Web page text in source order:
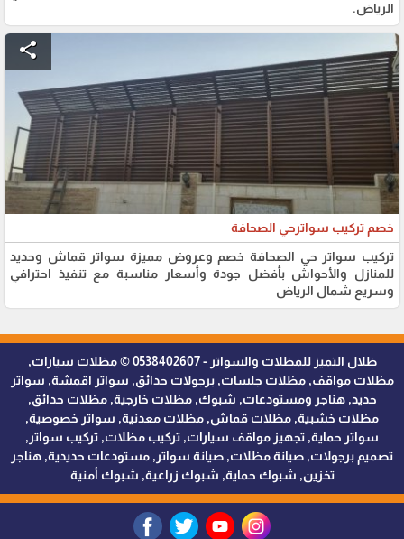
الرياض.
share
خصم تركيب سواترحي الصحافة
تركيب سواتر حي الصحافة خصم وعروض مميزة سواتر قماش وحديد
للمنازل والأحواش بأفضل جودة وأسعار مناسبة مع تنفيذ احترافي
وسريع شمال الرياض
ظلال التميز للمظلات والسواتر - 0538402607 © مظلات سيارات,
مظلات مواقف, مظلات جلسات, برجولات حدائق, سواتر اقمشة, سواتر
حديد, هناجر ومستودعات, شبوك, مظلات خارجية, مظلات حدائق,
مظلات خشبية, مظلات قماش, مظلات معدنية, سواتر خصوصية,
سواتر حماية, تجهيز مواقف سيارات, تركيب مظلات, تركيب سواتر,
تصميم برجولات, صيانة مظلات, صيانة سواتر, مستودعات حديدية, هناجر
تخزين, شبوك حماية, شبوك زراعية, شبوك أمنية